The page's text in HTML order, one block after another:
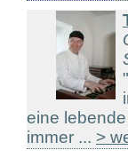
eine
immer ... >